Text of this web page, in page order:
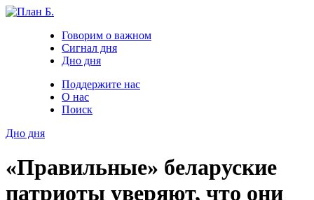
Говорим о важном
Сигнал дня
Дно дня
Поддержите нас
О нас
Поиск
Дно дня
«Правильные» беларуские
патриоты уверяют, что они